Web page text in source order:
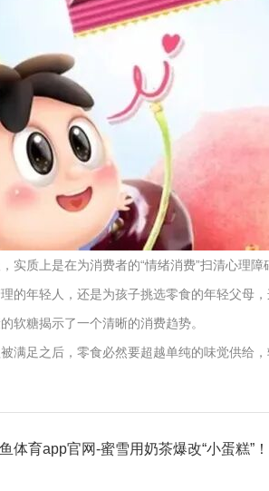
实质上是在为消费者的“情绪消费”扫清心理
的年轻人，还是为孩子挑选零食的年轻父母
软糖揭示了一个清晰的消费趋势。
满足之后，零食必然要超越单纯的味觉供给
体育app官网-蜜雪用奶茶爆改“小蛋糕”